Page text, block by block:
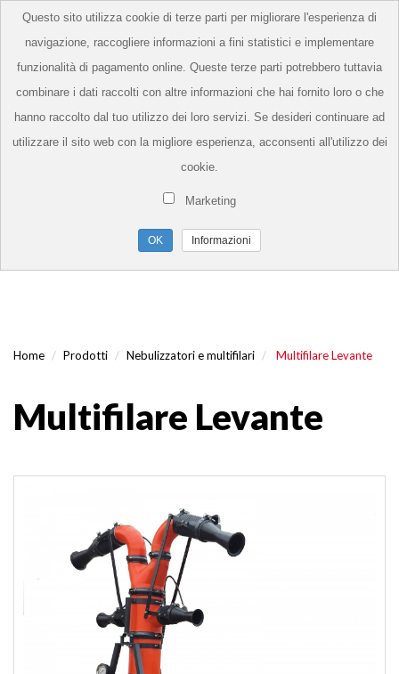
Home Prodotti Nebulizzatori e multifilari Multifilare Levante
Multifilare Levante
Questo sito utilizza cookie di terze parti per migliorare l'esperienza di
navigazione, raccogliere informazioni a fini statistici e implementare
funzionalità di pagamento online. Queste terze parti potrebbero tuttavia
combinare i dati raccolti con altre informazioni che hai fornito loro o che
hanno raccolto dal tuo utilizzo dei loro servizi. Se desideri continuare ad
utilizzare il sito web con la migliore esperienza, acconsenti all'utilizzo dei
cookie.
Marketing
Informazioni